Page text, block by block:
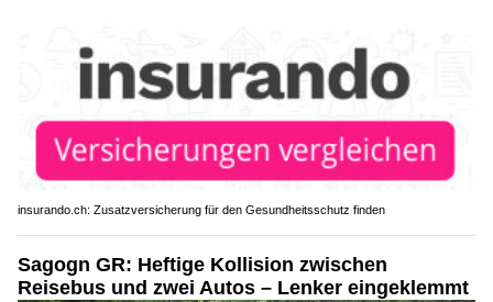
insurando.ch: Zusatzversicherung für den Gesundheitsschutz finden
Sagogn GR: Heftige Kollision zwischen
Reisebus und zwei Autos – Lenker eingeklemmt